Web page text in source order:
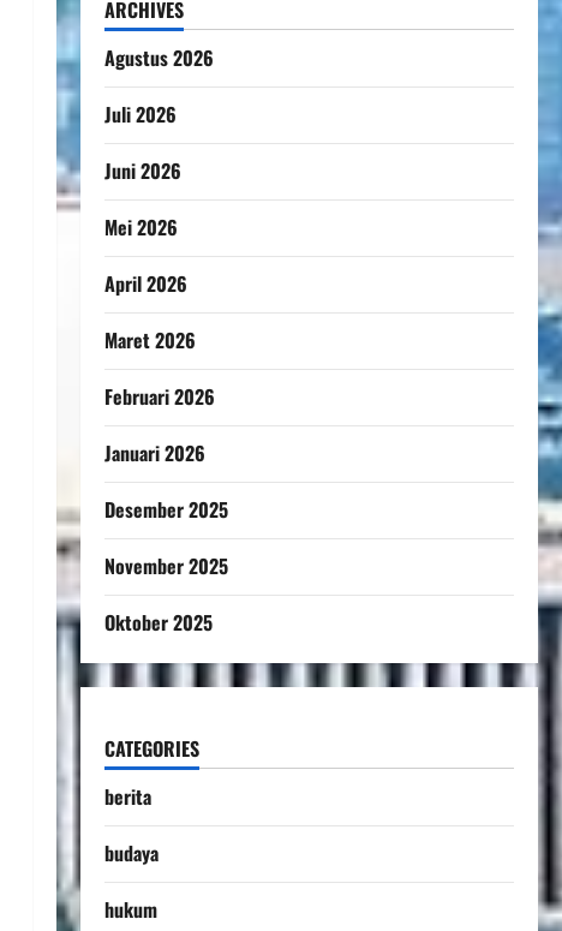
ARCHIVES
Agustus 2026
Juli 2026
Juni 2026
Mei 2026
April 2026
Maret 2026
Februari 2026
Januari 2026
Desember 2025
November 2025
Oktober 2025
CATEGORIES
berita
budaya
hukum